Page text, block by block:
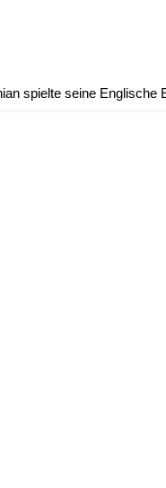
spielte seine Englische